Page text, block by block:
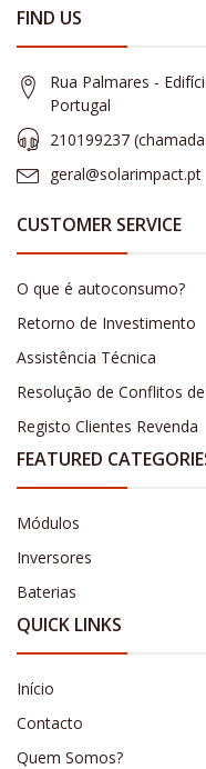
FIND US
Rua Palmares -
Portugal
210199237
geral@solarimpact.pt
CUSTOMER SERVICE
O que é autoconsumo?
Retorno de Investimento
Assistência Técnica
Resolução de Conflitos
Registo Clientes Revenda
FEATURED
Módulos
Inversores
Baterias
QUICK LINKS
Início
Contacto
Quem Somos?